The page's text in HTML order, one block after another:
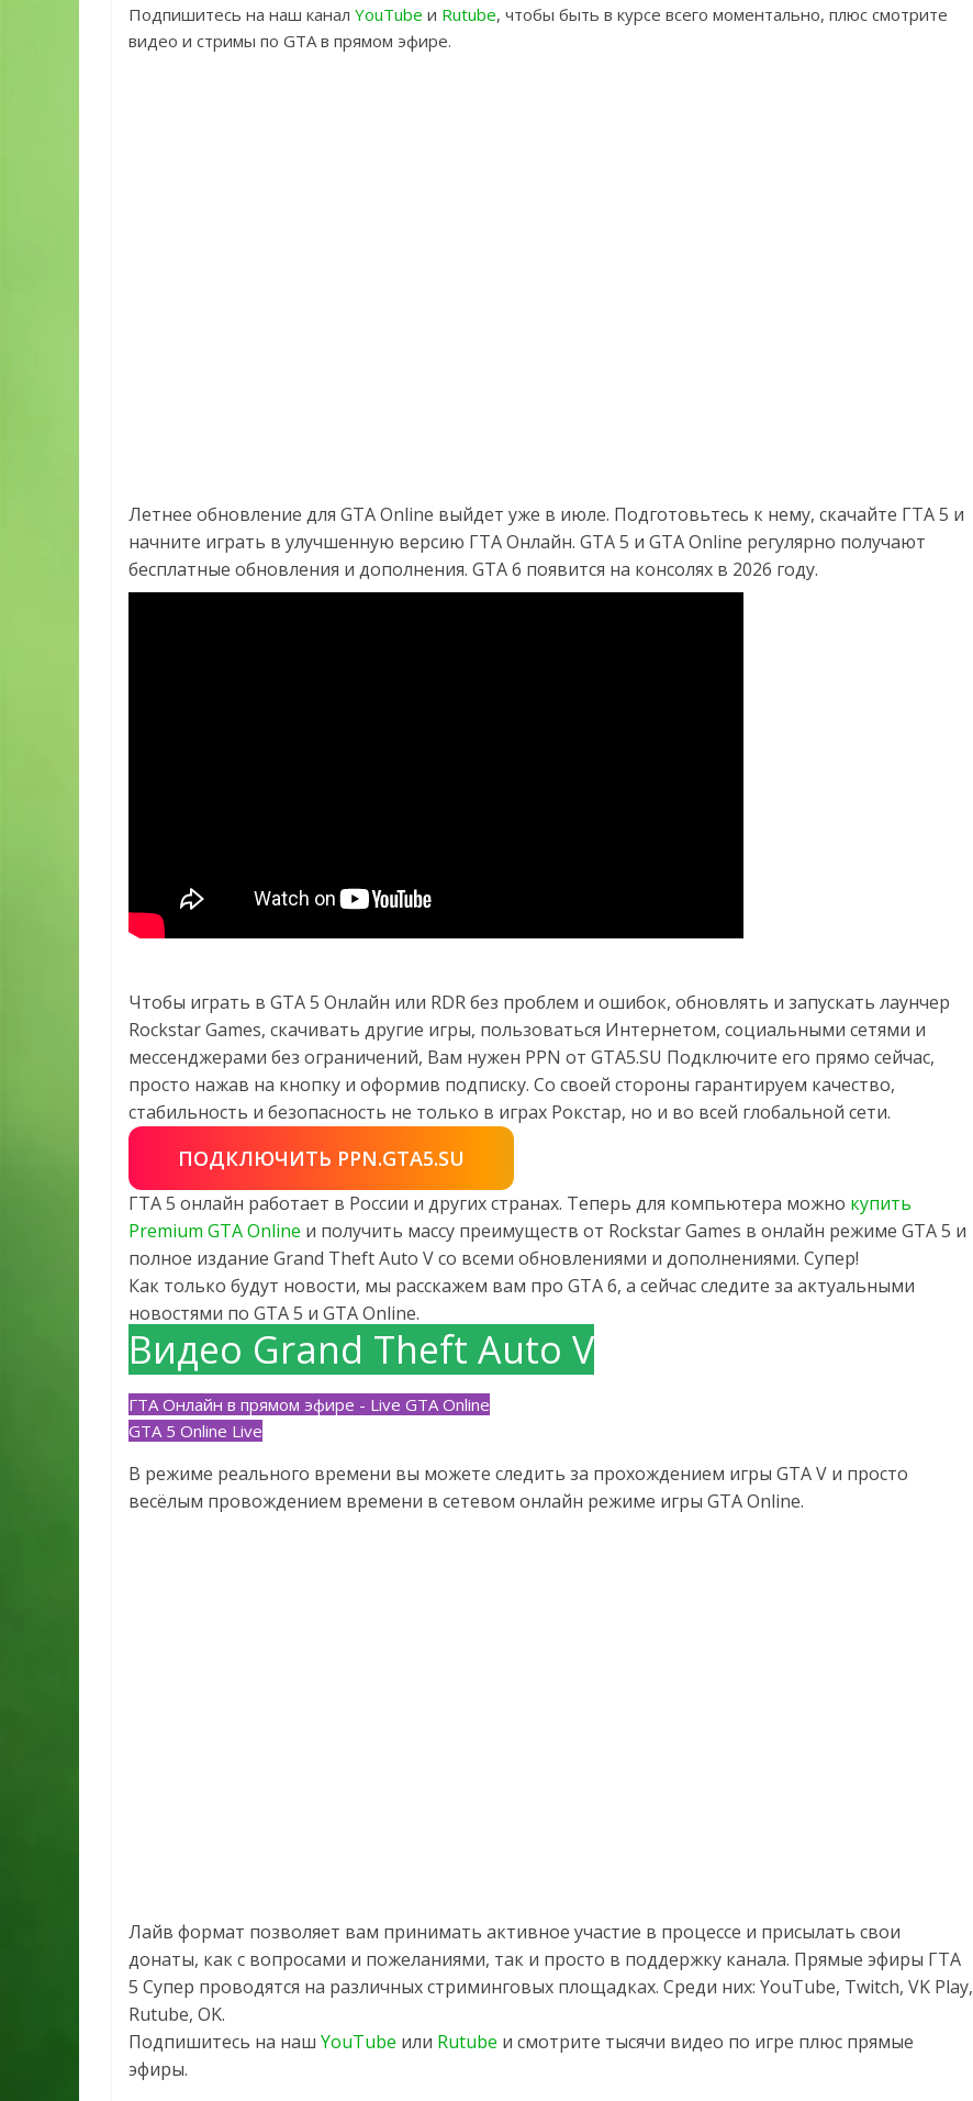
Подпишитесь на наш канал YouTube и Rutube, чтобы быть в курсе всего моментально, плюс смотрите
видео и стримы по GTA в прямом эфире.
Летнее обновление для GTA Online выйдет уже в июле. Подготовьтесь к нему, скачайте ГТА 5 и
начните играть в улучшенную версию ГТА Онлайн. GTA 5 и GTA Online регулярно получают
бесплатные обновления и дополнения. GTA 6 появится на консолях в 2026 году.
Чтобы играть в GTA 5 Онлайн или RDR без проблем и ошибок, обновлять и запускать лаунчер
Rockstar Games, скачивать другие игры, пользоваться Интернетом, социальными сетями и
мессенджерами без ограничений, Вам нужен PPN от GTA5.SU Подключите его прямо сейчас,
просто нажав на кнопку и оформив подписку. Со своей стороны гарантируем качество,
стабильность и безопасность не только в играх Рокстар, но и во всей глобальной сети.
ПОДКЛЮЧИТЬ PPN.GTA5.SU
ГТА 5 онлайн работает в России и других странах. Теперь для компьютера можно купить
Premium GTA Online и получить массу преимуществ от Rockstar Games в онлайн режиме GTA 5 и
полное издание Grand Theft Auto V со всеми обновлениями и дополнениями. Супер!
Как только будут новости, мы расскажем вам про GTA 6, а сейчас следите за актуальными
новостями по GTA 5 и GTA Online.
Видео Grand Theft Auto V
ГТА Онлайн в прямом эфире - Live GTA Online
GTA 5 Online Live
В режиме реального времени вы можете следить за прохождением игры GTA V и просто
весёлым провождением времени в сетевом онлайн режиме игры GTA Online.
Лайв формат позволяет вам принимать активное участие в процессе и присылать свои
донаты, как с вопросами и пожеланиями, так и просто в поддержку канала. Прямые эфиры ГТА
5 Супер проводятся на различных стриминговых площадках. Среди них: YouTube, Twitch, VK Play,
Rutube, OK.
Подпишитесь на наш YouTube или Rutube и смотрите тысячи видео по игре плюс прямые
эфиры.